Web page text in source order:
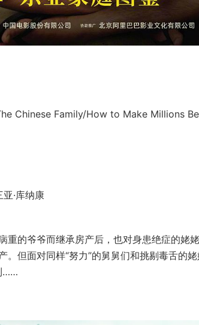
Chinese Family/How to Make Millions
·库纳康
重的爷爷而继承房产后，也对身患绝症的姥
。但面对同样“努力”的舅舅们和挑剔毒舌的
……